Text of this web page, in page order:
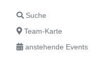
Suche
Team-Karte
anstehende Events